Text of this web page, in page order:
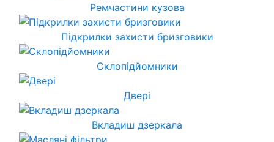
Ремчастини кузова
Підкрилки захисти бризговики
Склопідйомники
Двері
Вкладиш дзеркала